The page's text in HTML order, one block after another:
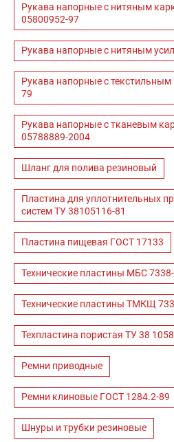
Рукава напорные с нитяным
05800952-97
Рукава напорные с нитяным
Рукава напорные с
79
Рукава напорные с тканевым
05788889-2004
Шланг для полива резиновый
Пластина для уплотнительных
систем ТУ 38105116-81
Пластина пищевая ГОСТ 17133
Технические пластины МБС
Технические пластины ТМКЩ
Техпластина пористая ТУ 38
Ремни приводные
Ремни клиновые ГОСТ 1284.2-89
Шнуры и трубки резиновые